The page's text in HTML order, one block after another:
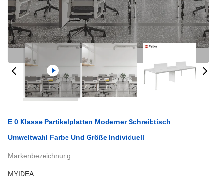
E 0 Klasse Partikelplatten Moderner Schreibtisch
Umweltwahl Farbe Und Größe Individuell
Markenbezeichnung:
MYIDEA